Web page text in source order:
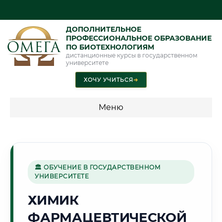
ДОПОЛНИТЕЛЬНОЕ
ПРОФЕССИОНАЛЬНОЕ ОБРАЗОВАНИЕ
ПО БИОТЕХНОЛОГИЯМ
дистанционные курсы в государственном
университете
ХОЧУ УЧИТЬСЯ➜
Меню
Г. САРАТОВ
🏛 ОБУЧЕНИЕ В ГОСУДАРСТВЕННОМ
УНИВЕРСИТЕТЕ
ХИМИК
ФАРМАЦЕВТИЧЕСКОЙ